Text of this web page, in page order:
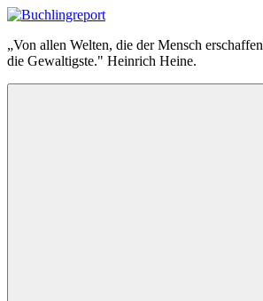
Zum
springen
Buchlingreport
„Von allen Welten, die der Mensch
die Gewaltigste." Heinrich Heine.